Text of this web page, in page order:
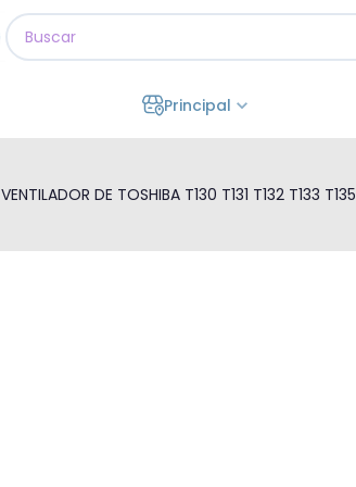
Principal
VENTILADOR DE TOSHIBA T130 T131 T132 T133 T135